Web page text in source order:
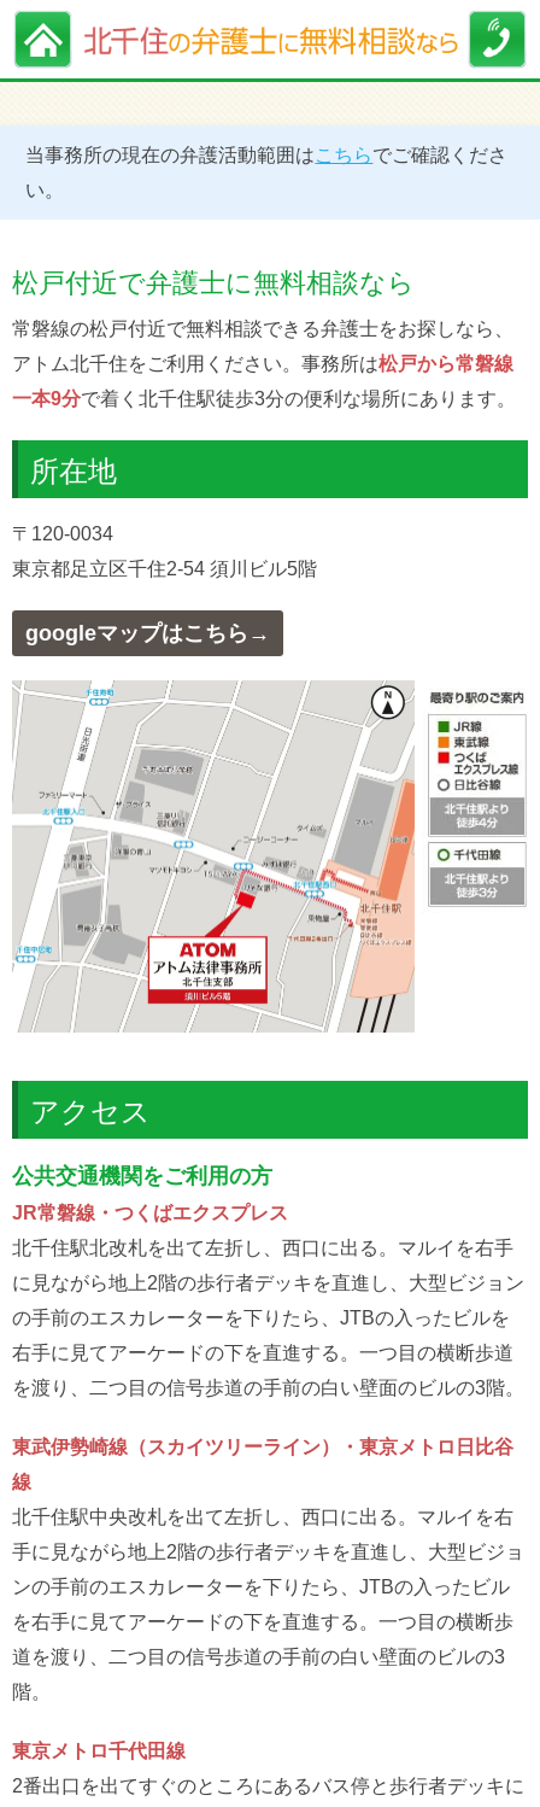
当事務所の現在の弁護活動範囲はこちらでご確認くださ
い。
松戸付近で弁護士に無料相談なら
常磐線の松戸付近で無料相談できる弁護士をお探しなら、
アトム北千住をご利用ください。事務所は松戸から常磐線
一本9分で着く北千住駅徒歩3分の便利な場所にあります。
所在地
〒120-0034
東京都足立区千住2-54 須川ビル5階
googleマップはこちら→
アクセス
公共交通機関をご利用の方
JR常磐線・つくばエクスプレス
北千住駅北改札を出て左折し、西口に出る。マルイを右手
に見ながら地上2階の歩行者デッキを直進し、大型ビジョン
の手前のエスカレーターを下りたら、JTBの入ったビルを
右手に見てアーケードの下を直進する。一つ目の横断歩道
を渡り、二つ目の信号歩道の手前の白い壁面のビルの3階。
東武伊勢崎線（スカイツリーライン）・東京メトロ日比谷
線
北千住駅中央改札を出て左折し、西口に出る。マルイを右
手に見ながら地上2階の歩行者デッキを直進し、大型ビジョ
ンの手前のエスカレーターを下りたら、JTBの入ったビル
を右手に見てアーケードの下を直進する。一つ目の横断歩
道を渡り、二つ目の信号歩道の手前の白い壁面のビルの3
階。
東京メトロ千代田線
2番出口を出てすぐのところにあるバス停と歩行者デッキに